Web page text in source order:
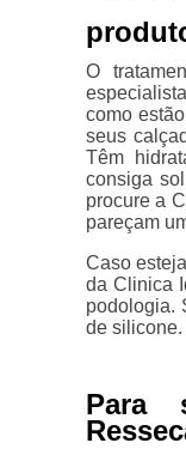
O
como
seus
Têm
consiga
procure a
pareçam
Caso
da Clinica
podologia.
de
Para